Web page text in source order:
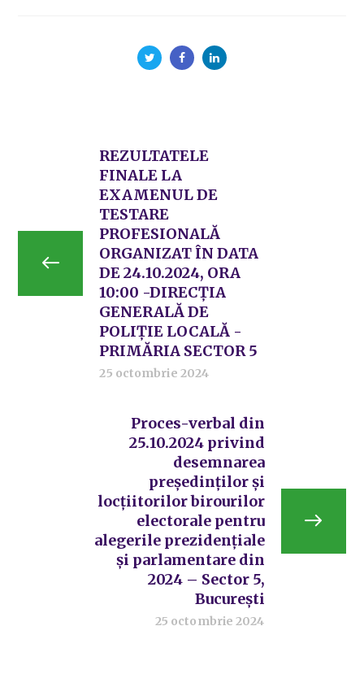
REZULTATELE
FINALE LA
EXAMENUL DE
TESTARE
PROFESIONALĂ
ORGANIZAT ÎN DATA
DE 24.10.2024, ORA
10:00 -DIRECȚIA
GENERALĂ DE
POLIȚIE LOCALĂ -
PRIMĂRIA SECTOR 5
25 octombrie 2024
Proces-verbal din
25.10.2024 privind
desemnarea
preşedinţilor şi
locţiitorilor birourilor
electorale pentru
alegerile prezidenţiale
şi parlamentare din
2024 – Sector 5,
Bucureşti
25 octombrie 2024